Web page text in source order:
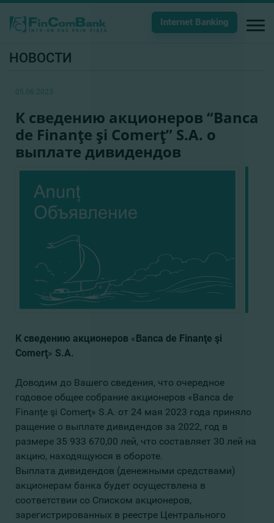
Internet Banking
НОВОСТИ
05.06.2023
К сведению акционеров “Banca
de Finanţe şi Comerţ” S.A. о
выплате дивидендов
К сведению акционеров «Banca de Finanţe şi
Comerţ» S.A.
Доводим до Вашего сведения, что очередное
годовое общее собрание акционеров «Banca de
Finanţe şi Comerţ» S.A. от 24 мая 2023 года приняло
ращение о выплате дивидендов за 2022, год в
размере 35 933 670,00 лей, что составляет 30 лей на
акцию, находящуюся в обороте.
Выплата дивидендов (денежными средствами)
акционерам банка будет осуществлена в
соответствии со Списком акционеров,
зарегистрированных в реестре Центрального